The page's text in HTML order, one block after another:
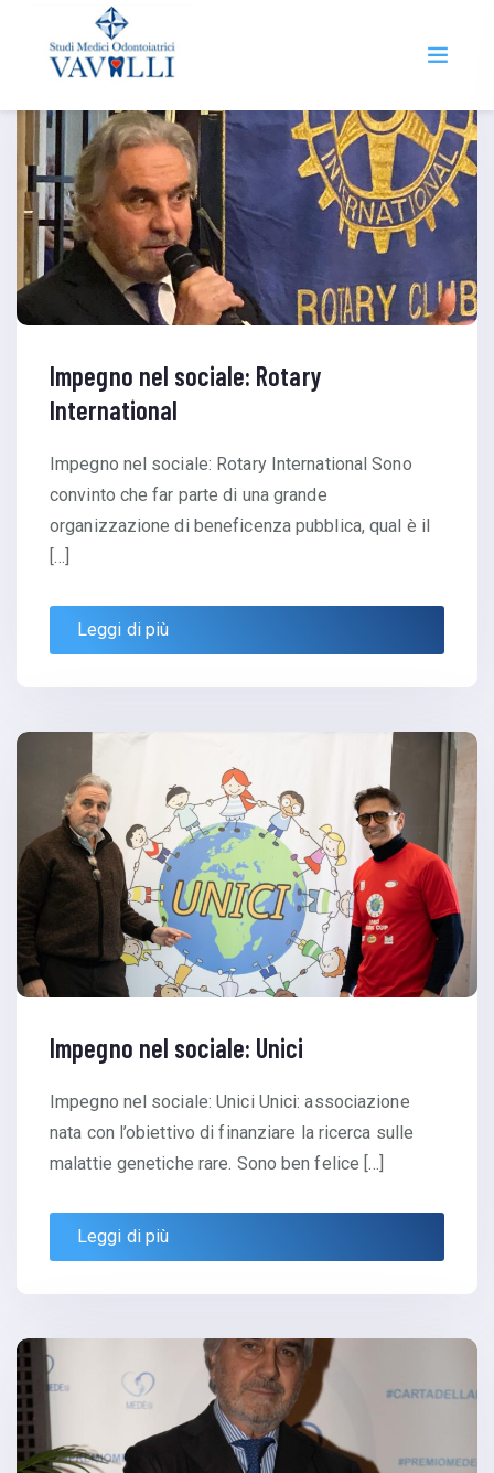
Impegno nel sociale: Rotary
International
Impegno nel sociale: Rotary International Sono
convinto che far parte di una grande
organizzazione di beneficenza pubblica, qual è il
[…]
Leggi di più
Impegno nel sociale: Unici
Impegno nel sociale: Unici Unici: associazione
nata con l’obiettivo di finanziare la ricerca sulle
malattie genetiche rare. Sono ben felice […]
Leggi di più